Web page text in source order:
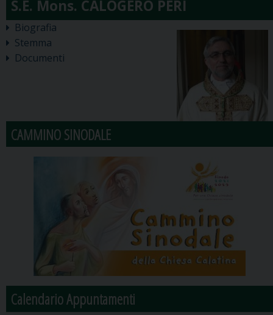
Biografia
Stemma
Documenti
CAMMINO SINODALE
Calendario Appuntamenti